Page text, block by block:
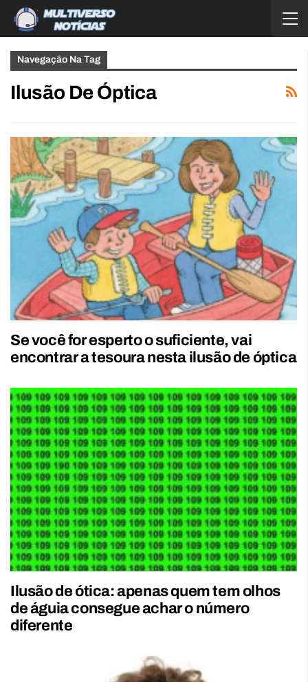
Navegação Na Tag
Ilusão De Óptica
Se você for esperto o suficiente, vai
encontrar a tesoura nesta ilusão de óptica
Ilusão de ótica: apenas quem tem olhos
de águia consegue achar o número
diferente